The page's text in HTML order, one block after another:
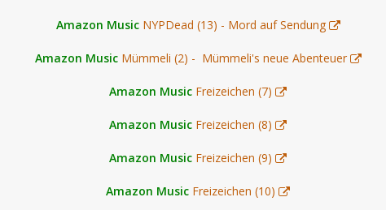
Amazon Music NYPDead (13) - Mord auf Sendung
Amazon Music Mümmeli (2) - Mümmeli's neue Abenteuer
Amazon Music Freizeichen (7)
Amazon Music Freizeichen (8)
Amazon Music Freizeichen (9)
Amazon Music Freizeichen (10)